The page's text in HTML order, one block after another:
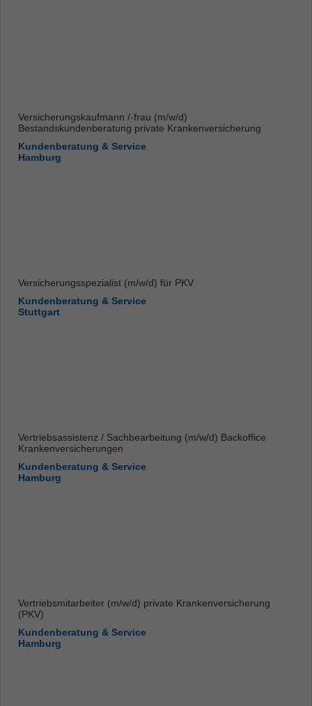
Versicherungskaufmann /-frau (m/w/d)
Bestandskundenberatung private Krankenversicherung
Kundenberatung & Service
Hamburg
Versicherungsspezialist (m/w/d) für PKV
Kundenberatung & Service
Stuttgart
Vertriebsassistenz / Sachbearbeitung (m/w/d) Backoffice
Krankenversicherungen
Kundenberatung & Service
Hamburg
Vertriebsmitarbeiter (m/w/d) private Krankenversicherung
(PKV)
Kundenberatung & Service
Hamburg